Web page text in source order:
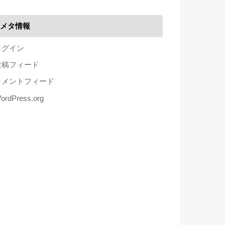
メタ情報
グイン
稿フィード
メントフィード